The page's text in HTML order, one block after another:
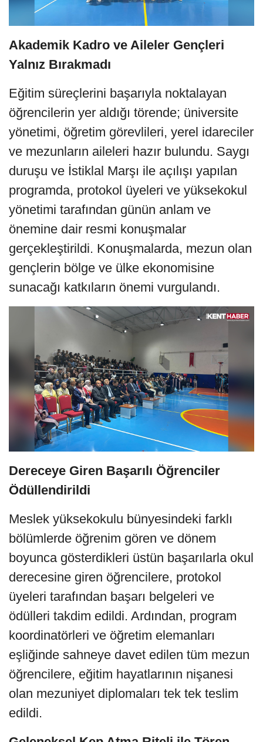
Akademik Kadro ve Aileler Gençleri
Yalnız Bırakmadı
Eğitim süreçlerini başarıyla noktalayan
öğrencilerin yer aldığı törende; üniversite
yönetimi, öğretim görevlileri, yerel idareciler
ve mezunların aileleri hazır bulundu. Saygı
duruşu ve İstiklal Marşı ile açılışı yapılan
programda, protokol üyeleri ve yüksekokul
yönetimi tarafından günün anlam ve
önemine dair resmi konuşmalar
gerçekleştirildi. Konuşmalarda, mezun olan
gençlerin bölge ve ülke ekonomisine
sunacağı katkıların önemi vurgulandı.
Dereceye Giren Başarılı Öğrenciler
Ödüllendirildi
Meslek yüksekokulu bünyesindeki farklı
bölümlerde öğrenim gören ve dönem
boyunca gösterdikleri üstün başarılarla okul
derecesine giren öğrencilere, protokol
üyeleri tarafından başarı belgeleri ve
ödülleri takdim edildi. Ardından, program
koordinatörleri ve öğretim elemanları
eşliğinde sahneye davet edilen tüm mezun
öğrencilere, eğitim hayatlarının nişanesi
olan mezuniyet diplomaları tek tek teslim
edildi.